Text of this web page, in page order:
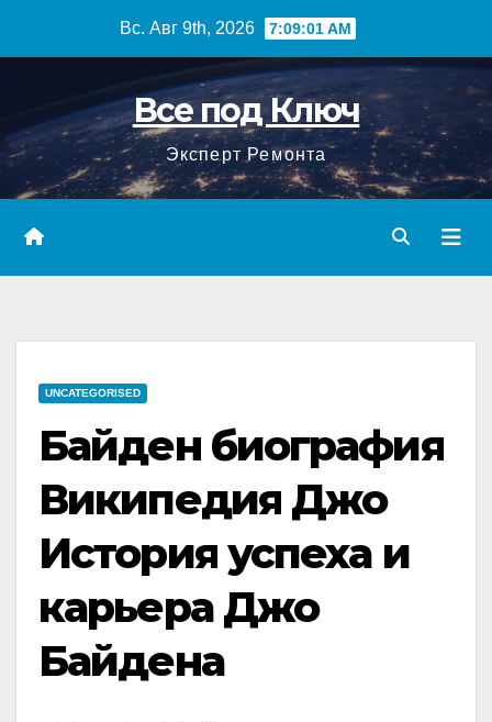
Вс. Авг 9th, 2026 7:09:02 AM
Все под Ключ
Эксперт Ремонта
UNCATEGORISED
Байден биография
Википедия Джо
История успеха и
карьера Джо
Байдена